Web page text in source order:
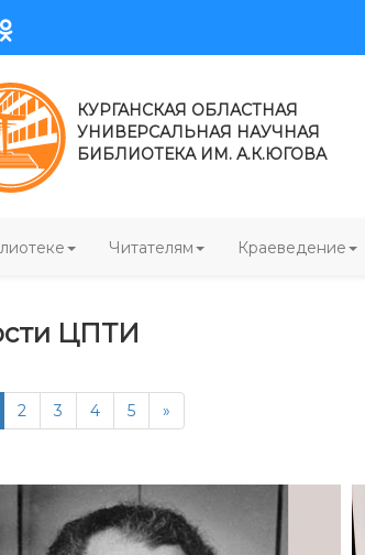
КУРГАНСКАЯ ОБЛАСТНАЯ
УНИВЕРСАЛЬНАЯ НАУЧНАЯ
БИБЛИОТЕКА ИМ. А.К.ЮГОВА
Читателям Краеведение
ЦПТИ
2 3 4 5 »